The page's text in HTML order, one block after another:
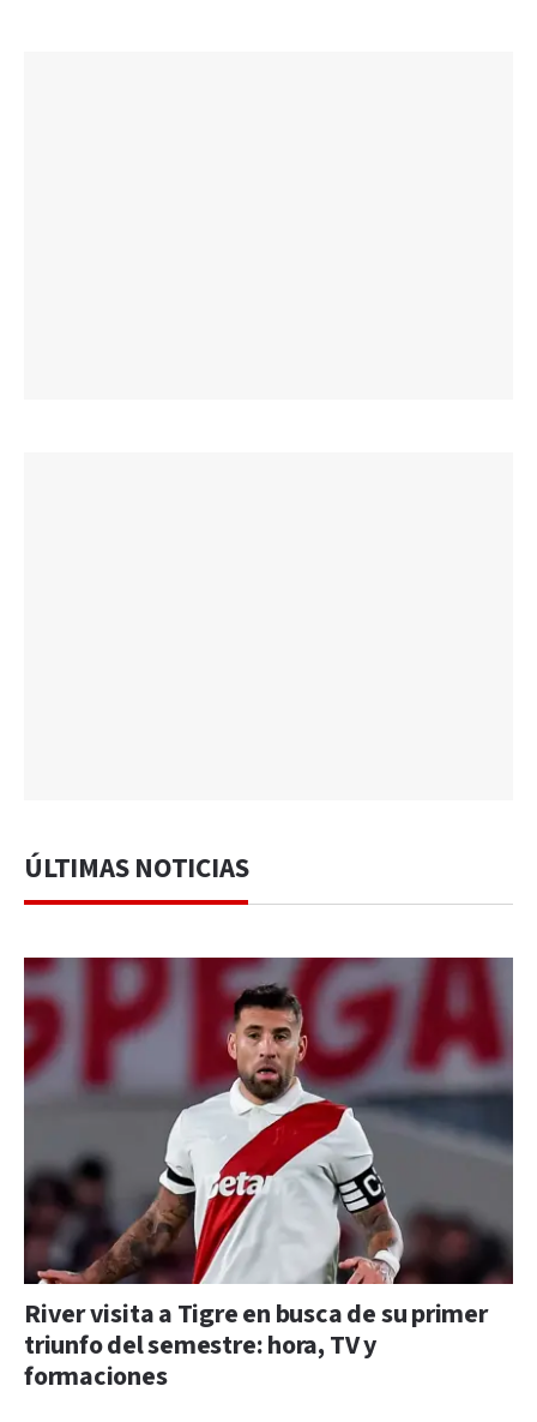
ÚLTIMAS NOTICIAS
River visita a Tigre en busca de su primer
triunfo del semestre: hora, TV y
formaciones